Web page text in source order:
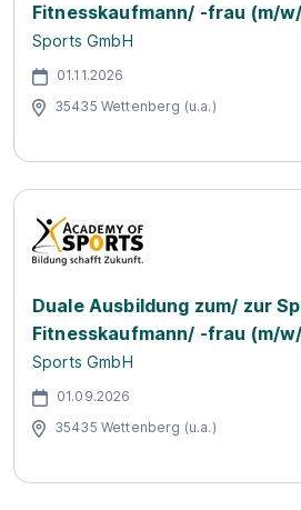
Fitnesskaufmann/ -frau (m/
Sports GmbH
01.11.2026
35435 Wettenberg (u.a.)
Duale Ausbildung zum/ zur
Fitnesskaufmann/ -frau (m/
Sports GmbH
01.09.2026
35435 Wettenberg (u.a.)